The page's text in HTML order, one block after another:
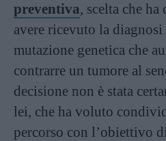
preventiva, scelta che
avere ricevuto la
mutazione genetica che
contrarre un tumore al
decisione non è stata
lei, che ha voluto
percorso con l’obiettivo